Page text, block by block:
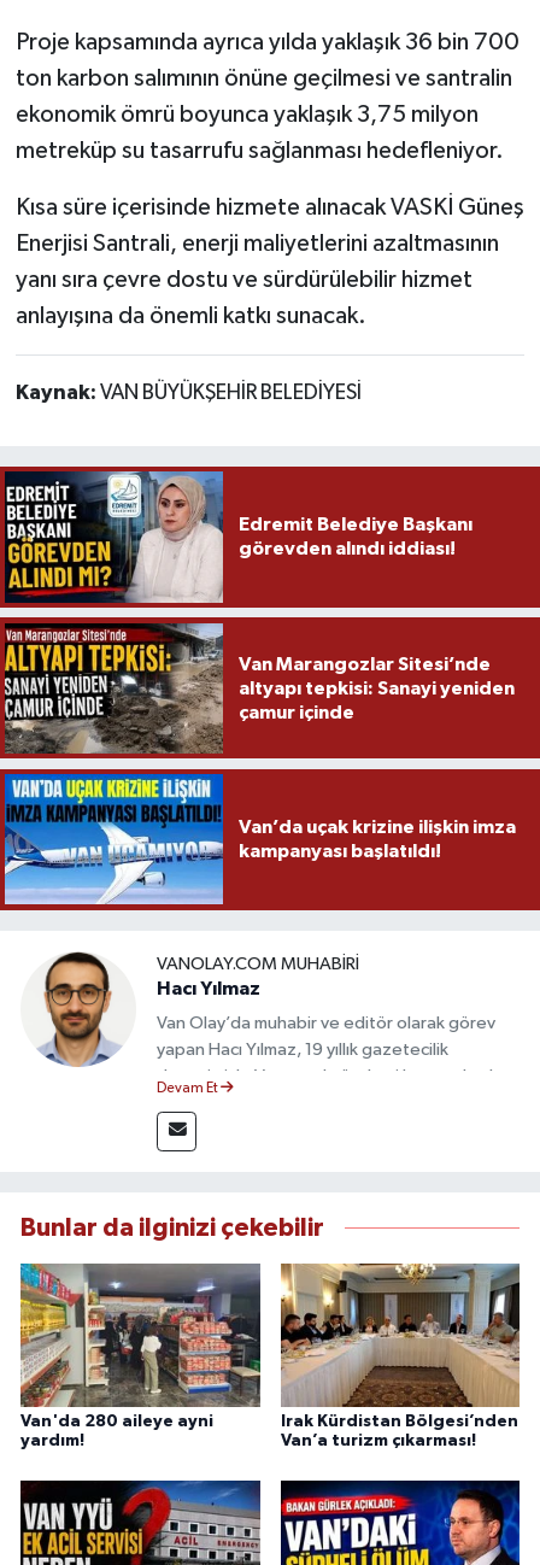
Proje kapsamında ayrıca yılda yaklaşık 36 bin 700
ton karbon salımının önüne geçilmesi ve santralin
ekonomik ömrü boyunca yaklaşık 3,75 milyon
metreküp su tasarrufu sağlanması hedefleniyor.
Kısa süre içerisinde hizmete alınacak VASKİ Güneş
Enerjisi Santrali, enerji maliyetlerini azaltmasının
yanı sıra çevre dostu ve sürdürülebilir hizmet
anlayışına da önemli katkı sunacak.
Kaynak: VAN BÜYÜKŞEHİR BELEDİYESİ
Edremit Belediye Başkanı
görevden alındı iddiası!
Van Marangozlar Sitesi’nde
altyapı tepkisi: Sanayi yeniden
çamur içinde
Van’da uçak krizine ilişkin imza
kampanyası başlatıldı!
VANOLAY.COM MUHABIRI
Hacı Yılmaz
Van Olay’da muhabir ve editör olarak görev
yapan Hacı Yılmaz, 19 yıllık gazetecilik
deneyimiyle Van yerel gündemi başta olmak
takip etmektedir. Editoryal sürece katkı sunan
Yılmaz, tarafsızlık, doğruluk ve etik ilkeler
bilgilendirmektedir.
Devam Et
Bunlar da ilginizi çekebilir
Van'da 280 aileye ayni
yardım!
Irak Kürdistan Bölgesi’nden
Van’a turizm çıkarması!